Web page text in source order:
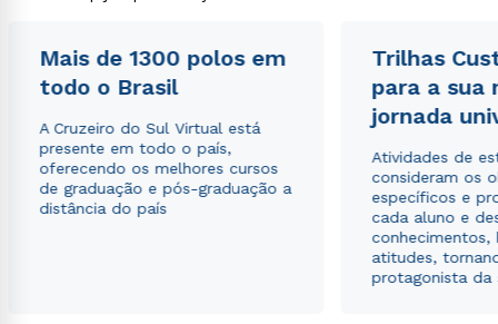
Mais de 1300 polos em
todo o Brasil
A Cruzeiro do Sul Virtual está
presente em todo o país,
oferecendo os melhores cursos
de graduação e pós-graduação a
distância do país
Trilhas
para a sua
jornada
Atividades de
consideram os
específicos e
cada aluno e
conhecimentos,
atitudes,
protagonista da